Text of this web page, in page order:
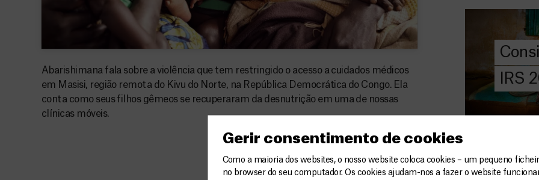
Gerir consentimento de cookies
Como a maioria dos websites, o nosso website coloca cookies – um pequeno
no browser do seu computador. Os cookies ajudam-nos a fazer o website
Abarishimana fala sobre a violência que tem restringido o acesso a cuidados médicos
em Masisi, região remota do Kivu do Norte, na República Democrática do Congo. Ela
conta como seus filhos gêmeos se recuperaram da desnutrição em uma de nossas
clínicas móveis.
IRS
Saiba tudo
IRS: o que é,
preencher, e
MSF com o
DOE
AGORA
Angarie
A MSF
donativos